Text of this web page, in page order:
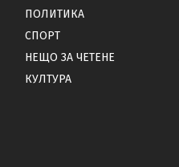
ПОЛИТИКА
СПОРТ
НЕЩО ЗА ЧЕТЕНЕ
КУЛТУРА